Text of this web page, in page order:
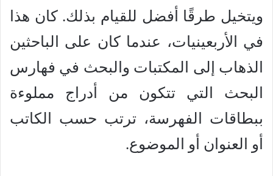
ويتخيل طرقًا أفضل للقيام بذلك. كان هذا
في الأربعينيات، عندما كان على الباحثين
الذهاب إلى المكتبات والبحث في فهارس
البحث التي تتكون من أدراج مملوءة
ببطاقات الفهرسة، ترتب حسب الكاتب
أو العنوان أو الموضوع.